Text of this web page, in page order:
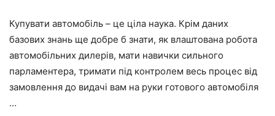
Купувати автомобіль – це ціла наука. Крім даних
базових знань ще добре б знати, як влаштована робота
автомобільних дилерів, мати навички сильного
парламентера, тримати під контролем весь процес від
замовлення до видачі вам на руки готового автомобіля
…